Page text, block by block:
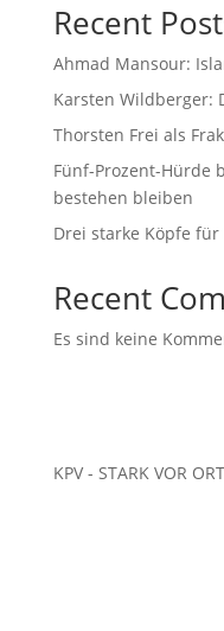
Recent
Ahmad Mansour:
Karsten Wildberger:
Thorsten Frei als
Fünf-Prozent-Hürde
bestehen bleiben
Drei starke Köpfe
Recent
Es sind keine
KPV - STARK VOR